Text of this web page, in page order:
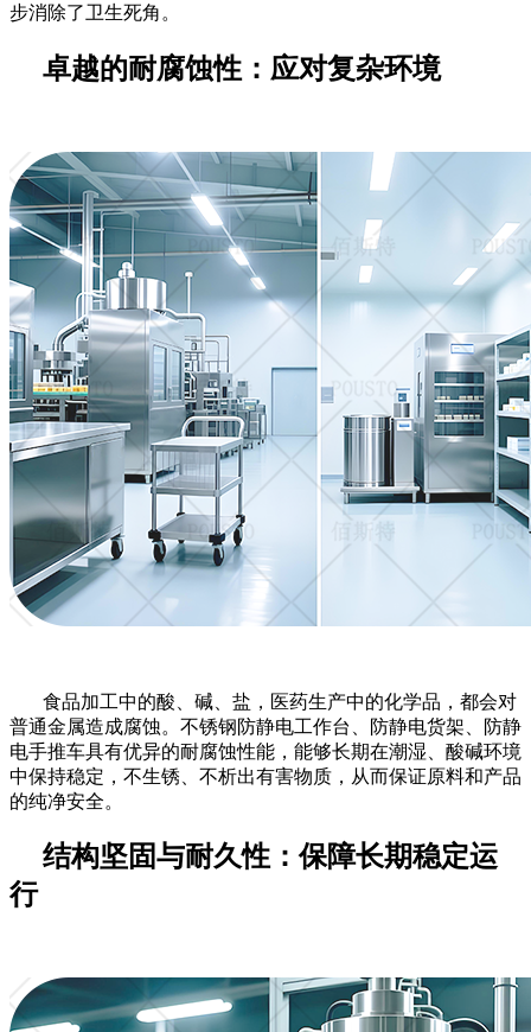
步消除了卫生死角。
卓越的耐腐蚀性：应对复杂环境
食品加工中的酸、碱、盐，医药生产中的化学品，都会对
普通金属造成腐蚀。不锈钢防静电工作台、防静电货架、防静
电手推车具有优异的耐腐蚀性能，能够长期在潮湿、酸碱环境
中保持稳定，不生锈、不析出有害物质，从而保证原料和产品
的纯净安全。
结构坚固与耐久性：保障长期稳定运
行